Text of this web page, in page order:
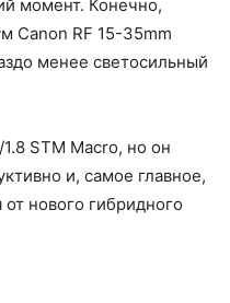
момент. Конечно,
Canon RF 15-35mm
менее светосильный
STM Macro, но он
и, самое главное,
нового гибридного